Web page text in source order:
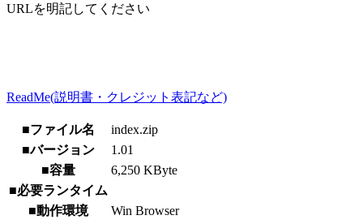
URLを明記してください
ReadMe(説明書・クレジット表記など)
■ファイル名
index.zip
■バージョン
1.01
■容量
6,250 KByte
■必要ランタイム
■動作環境
Win Browser